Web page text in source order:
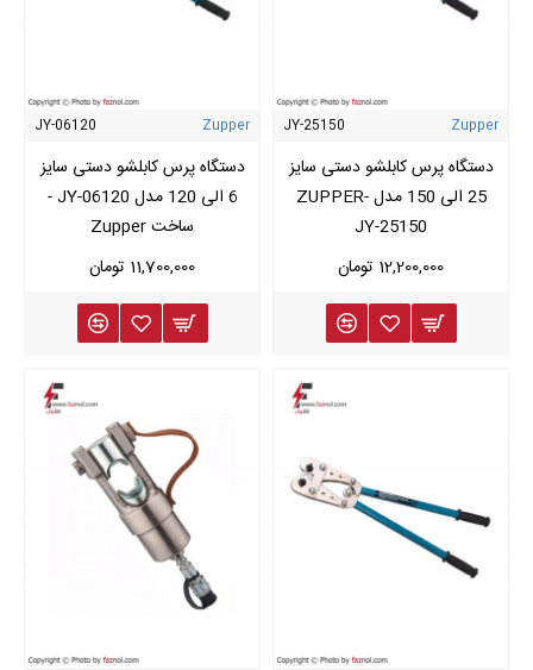
Zupper
JY-25150
دستگاه پرس کابلشو دستی سایز
25 الی 150 مدل ZUPPER-
JY-25150
12,200,000 تومان
Zupper
JY-06120
دستگاه پرس کابلشو دستی سایز
6 الی 120 مدل JY-06120 -
ساخت Zupper
11,700,000 تومان